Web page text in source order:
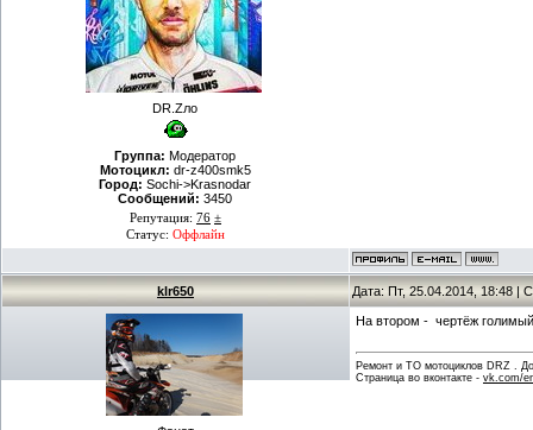
DR.Zло
Группа: Модератор
Мотоцикл: dr-z400smk5
Город: Sochi->Krasnodar
Сообщений: 3450
Репутация: 76 ±
Статус: Оффлайн
klr650 Дата: Пт, 25.04.2014, 18:48 |
На втором - чертёж
Ремонт и ТО мотоциклов DRZ .
Страница во вконтакте - vk.com/